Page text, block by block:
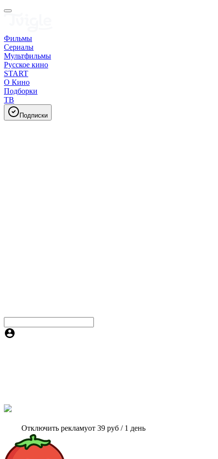
Фильмы
Сериалы
Мультфильмы
Русское кино
START
О Кино
Подборки
ТВ
Подписки
Отключить рекламуот 39 руб / 1 день